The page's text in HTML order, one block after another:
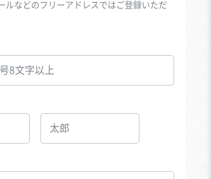
ルなどのフリーアドレスではご登録いただ